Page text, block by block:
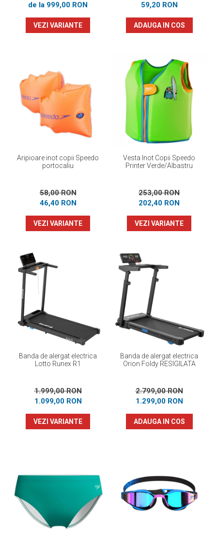
de la 999,00 RON
VEZI VARIANTE
59,20 RON
ADAUGA IN COS
Aripioare inot copii Speedo
portocaliu
58,00 RON
46,40 RON
VEZI VARIANTE
Vesta Inot Copii Speedo
Printer Verde/Albastru
253,00 RON
202,40 RON
VEZI VARIANTE
Banda de alergat electrica
Lotto Runex R1
1.999,00 RON
1.099,00 RON
VEZI VARIANTE
Banda de alergat electrica
Orion Foldy RESIGILATA
2.799,00 RON
1.299,00 RON
ADAUGA IN COS